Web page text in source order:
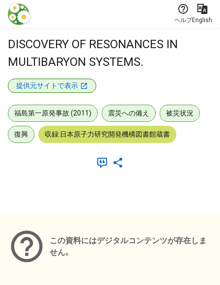
本文に飛ぶ
ヘルプEnglish
DISCOVERY OF RESONANCES IN
MULTIBARYON SYSTEMS.
提供元サイトで表示
福島第一原発事故 (2011) 震災への備え 被災状況
復興 収録:日本原子力研究開発機構図書館蔵書
この資料にはデジタルコンテンツが存在しま
せん。